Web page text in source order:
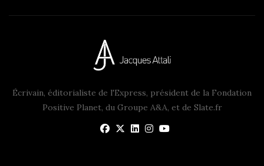
Écrivain, éditorialiste de l'Express, président de la Fondation
Positive Planet, du Groupe A&A, et de Slate.fr